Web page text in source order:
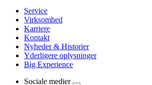
Service
Virksomhed
Karriere
Kontakt
Nyheder & Historier
Yderligere oplysninger
Big Experience
Sociale medier